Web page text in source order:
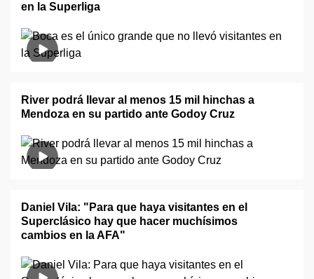
en la Superliga
River podrá llevar al menos 15 mil hinchas a
Mendoza en su partido ante Godoy Cruz
Daniel Vila: "Para que haya visitantes en el
Superclásico hay que hacer muchísimos
cambios en la AFA"